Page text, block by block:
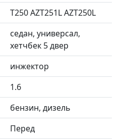
T250 AZT251L AZT250L
седан, универсал,
хетчбек 5 двер
инжектор
1.6
бензин, дизель
Перед